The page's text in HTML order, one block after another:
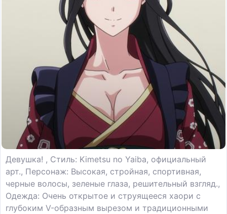
Девушка! , Стиль: Kimetsu no Yaiba, официальный
арт., Персонаж: Высокая, стройная, спортивная,
черные волосы, зеленые глаза, решительный взгляд.,
Одежда: Очень открытое и струящееся хаори с
глубоким V-образным вырезом и традиционными